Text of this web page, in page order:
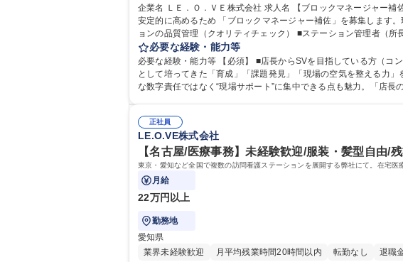
企業名 ＬＥ．Ｏ．ＶＥ株式会社 求人名 【ブロックマネージャー補佐】店長から店舗統括へ挑戦/都内NO1訪問看護事業展開 仕事の内容 事業拡大に伴い、各拠点の運営品質を
安定的に高めるため 「ブロックマネージャー補佐」を募集します。現場に寄り
ョンの品質管理（クオリティチェック） ■ステーション管理者（
る”推進役 ■未成熟なステーションの 立て直し・改善プロジェクト
職種 【ブロックマネージャー補佐】店長から店舗統括へ挑戦/都内
必要な経験・能力等
必要な経験・能力等 【必須】 ■店長からSVを目指している方（コンビニ・小
として培ってきた「育成」「課題発見」「現場の空気を整える力
正社員
LE.O.VE株式会社
【名古屋/医療事務】未経験歓迎/服装・髪型自由/
東京・愛知など全国で複数の訪問看護ステーションを展開する弊社にて。在宅
月給
22万円以上
勤務地
愛知県
業界未経験歓迎
月平均残業時間20時間以内 転勤なし 退職